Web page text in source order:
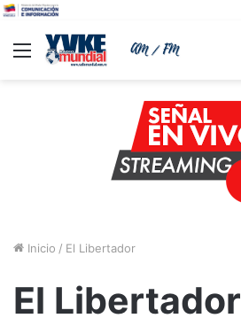
Menu
Inicio / El Libertador
El Libertador